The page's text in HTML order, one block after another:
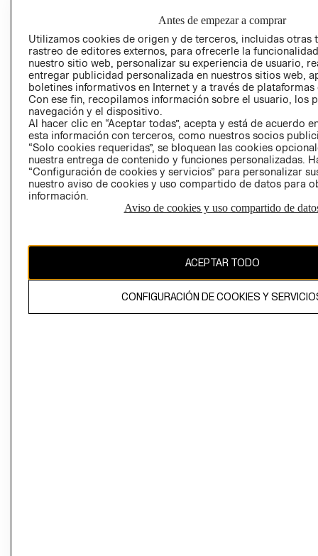
AVISO DE
PRIVACIDAD
GIFT CARD
El contenido de esta página web está protegido por copyright y es
Antes de empezar a comprar
Utilizamos cookies de origen y de terceros, incluidas otras
rastreo de editores externos, para ofrecerle la
nuestro sitio web, personalizar su experiencia de usuario,
entregar publicidad personalizada en nuestros sitios web,
boletines informativos en Internet y a través de plataformas
Con ese fin, recopilamos información sobre el usuario, los
navegación y el dispositivo.
Al hacer clic en “Aceptar todas”, acepta y está de acuerdo
esta información con terceros, como nuestros socios
“Solo cookies requeridas”, se bloquean las cookies
nuestra entrega de contenido y funciones personalizadas.
“Configuración de cookies y servicios” para personalizar
nuestro aviso de cookies y uso compartido de datos para
información.
Aviso de cookies y uso compartido de
ACEPTAR TODO
CONFIGURACIÓN DE COOKIES Y